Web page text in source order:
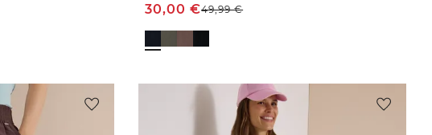
30,00€49,99€